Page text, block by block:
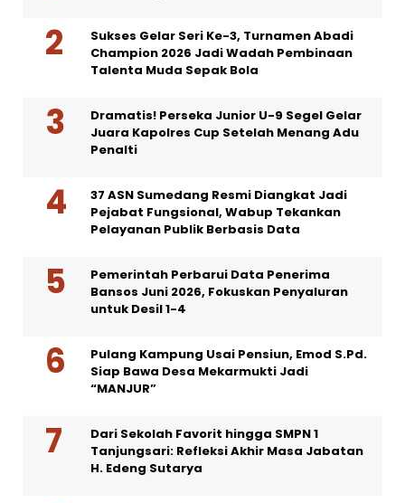
Sukses Gelar Seri Ke-3, Turnamen Abadi
Champion 2026 Jadi Wadah Pembinaan
Talenta Muda Sepak Bola
Dramatis! Perseka Junior U-9 Segel Gelar
Juara Kapolres Cup Setelah Menang Adu
Penalti
37 ASN Sumedang Resmi Diangkat Jadi
Pejabat Fungsional, Wabup Tekankan
Pelayanan Publik Berbasis Data
Pemerintah Perbarui Data Penerima
Bansos Juni 2026, Fokuskan Penyaluran
untuk Desil 1-4
Pulang Kampung Usai Pensiun, Emod S.Pd.
Siap Bawa Desa Mekarmukti Jadi
“MANJUR”
Dari Sekolah Favorit hingga SMPN 1
Tanjungsari: Refleksi Akhir Masa Jabatan
H. Edeng Sutarya